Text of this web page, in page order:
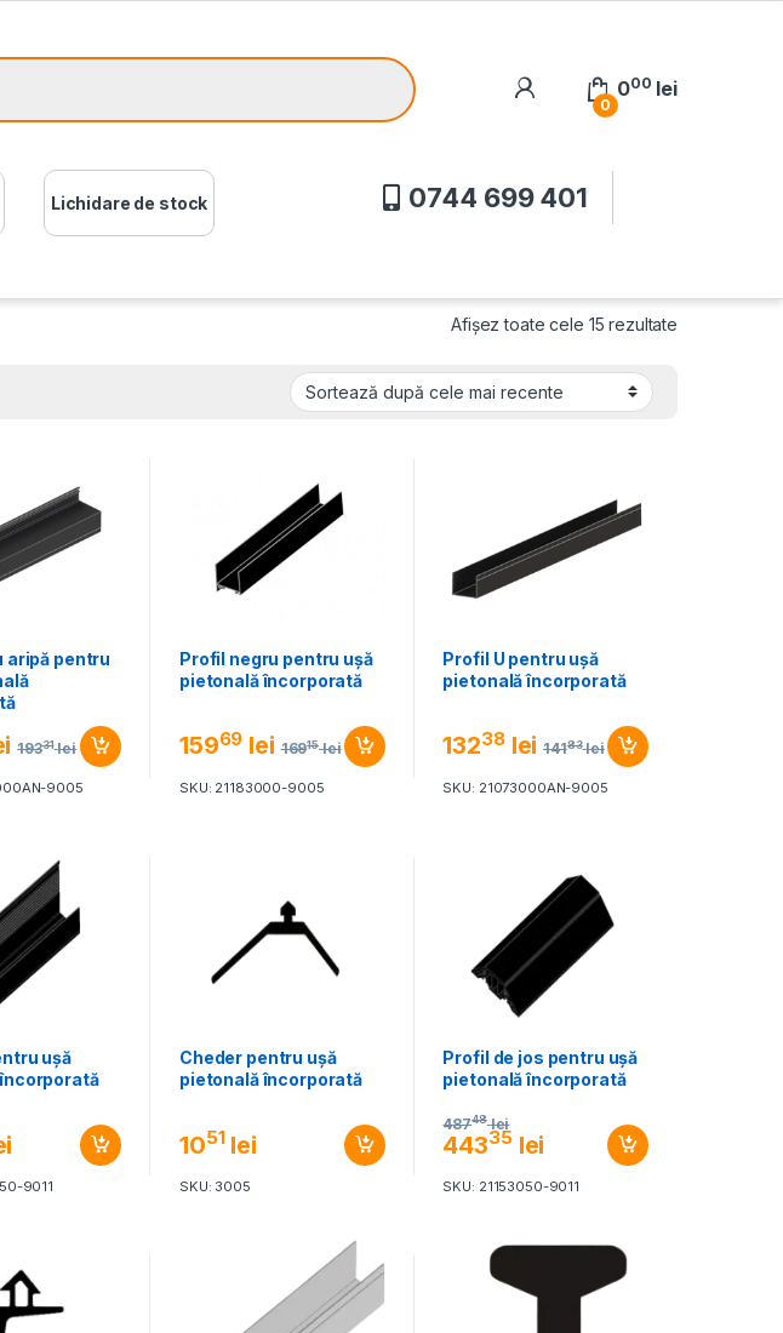
0
000 lei
Lichidare de stock 0744 699 401
Afișez toate cele 15 rezultate
aripă pentru
19331 lei
9005
Profil negru pentru ușă
pietonală încorporată
15969 lei 16915 lei
SKU: 21183000-9005
Profil U pentru ușă
pietonală încorporată
13238 lei 14183 lei
SKU: 21073000AN-9005
ușă
9011
Cheder pentru ușă
pietonală încorporată
1051 lei
SKU: 3005
Profil de jos pentru ușă
pietonală încorporată
44335 lei
48748 lei
SKU: 21153050-9011